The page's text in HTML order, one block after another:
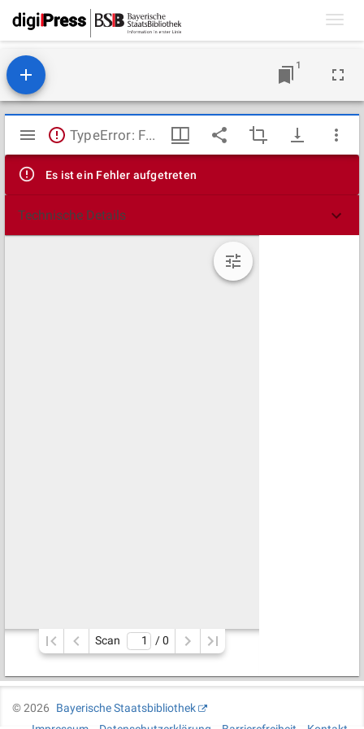
1
Mirador
Viewer
TypeError: Failed to fetch
Es ist ein Fehler aufgetreten
Technische Details
Scan / 0
©2026
Bayerische Staatsbibliothek